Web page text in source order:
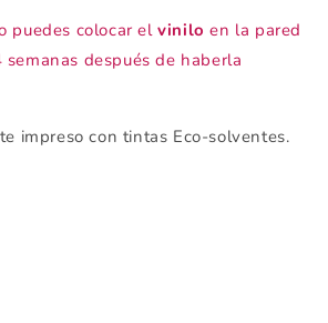
puedes colocar elvinilo en la pared
semanas después de haberla
impreso con tintas Eco-solventes.